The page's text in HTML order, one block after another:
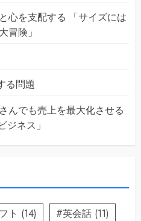
心を支配する 「サイズには
冒険」
る問題
んでも売上を最大化させる
ジネス」
ト (14) #英会話 (11)